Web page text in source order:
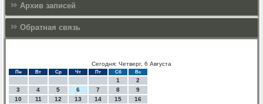
Архив записей
Обратная связь
Сегодня: Четверг, 6 Августа
Пн Вт Ср Чт Пт Сб Вс
1
2
3
4 5 6 7 8
9
10
11 12 13 14 15
16